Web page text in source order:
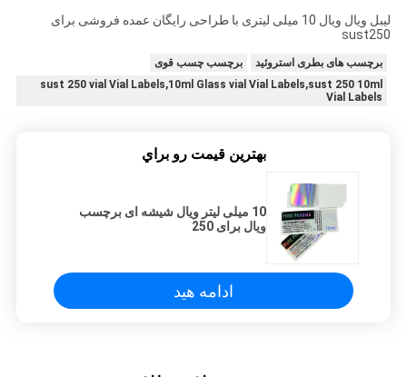
لیبل ویال ویال 10 میلی لیتری با طراحی رایگان عمده فروشی برای
sust250
برچسب های بطری استروئید
برچسب چسب قوی
sust 250 vial Vial Labels,10ml Glass vial Vial Labels,sust 250 10ml
Vial Labels
بهترين قيمت رو براي
10 میلی لیتر ویال شیشه ای برچسب
ویال برای 250
ادامه هید